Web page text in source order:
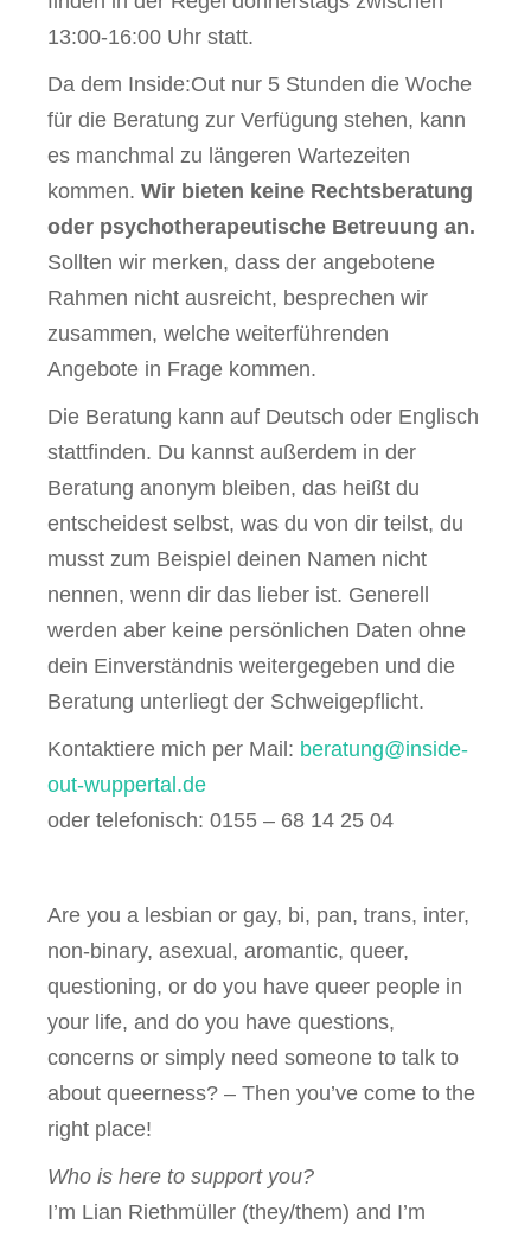
13:00-16:00 Uhr statt.
Da dem Inside:Out nur 5 Stunden die Woche
für die Beratung zur Verfügung stehen, kann
es manchmal zu längeren Wartezeiten
kommen. Wir bieten keine Rechtsberatung
oder psychotherapeutische Betreuung an.
Sollten wir merken, dass der angebotene
Rahmen nicht ausreicht, besprechen wir
zusammen, welche weiterführenden
Angebote in Frage kommen.
Die Beratung kann auf Deutsch oder Englisch
stattfinden. Du kannst außerdem in der
Beratung anonym bleiben, das heißt du
entscheidest selbst, was du von dir teilst, du
musst zum Beispiel deinen Namen nicht
nennen, wenn dir das lieber ist. Generell
werden aber keine persönlichen Daten ohne
dein Einverständnis weitergegeben und die
Beratung unterliegt der Schweigepflicht.
Kontaktiere mich per Mail: beratung@inside-
out-wuppertal.de
oder telefonisch: 0155 – 68 14 25 04
Are you a lesbian or gay, bi, pan, trans, inter,
non-binary, asexual, aromantic, queer,
questioning, or do you have queer people in
your life, and do you have questions,
concerns or simply need someone to talk to
about queerness? – Then you’ve come to the
right place!
Who is here to support you?
I’m Lian Riethmüller (they/them) and I’m